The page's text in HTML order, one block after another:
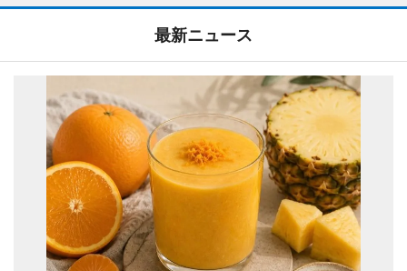
最新ニュース